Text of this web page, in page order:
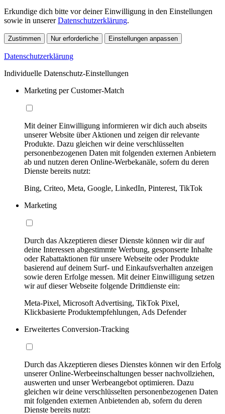
Erkundige dich bitte vor deiner Einwilligung in den Einstellungen
sowie in unsererDatenschutzerklärung.
Zustimmen Nur erforderliche Einstellungen anpassen
Datenschutzerklärung
Individuelle Datenschutz-Einstellungen
Marketing per Customer-Match
Mit deiner Einwilligung informieren wir dich auch abseits
unserer Website über Aktionen und zeigen dir relevante
Produkte. Dazu gleichen wir deine verschlüsselten
personenbezogenen Daten mit folgenden externen Anbietern
ab und nutzen deren Online-Werbekanäle, sofern du deren
Dienste bereits nutzt:
Bing, Criteo, Meta, Google, LinkedIn, Pinterest, TikTok
Marketing
Durch das Akzeptieren dieser Dienste können wir dir auf
deine Interessen abgestimmte Werbung, gesponserte Inhalte
oder Rabattaktionen für unsere Webseite oder Produkte
basierend auf deinem Surf- und Einkaufsverhalten anzeigen
sowie deren Erfolge messen. Mit deiner Einwilligung setzen
wir auf dieser Webseite folgende Drittdienste ein:
Meta-Pixel, Microsoft Advertising, TikTok Pixel,
Klickbasierte Produktempfehlungen, Ads Defender
Erweitertes Conversion-Tracking
Durch das Akzeptieren dieses Dienstes können wir den Erfolg
unserer Online-Werbeeinschaltungen besser nachvollziehen,
auswerten und unser Werbeangebot optimieren. Dazu
gleichen wir deine verschlüsselten personenbezogenen Daten
mit folgenden externen Anbietenden ab, sofern du deren
Dienste bereits nutzt: